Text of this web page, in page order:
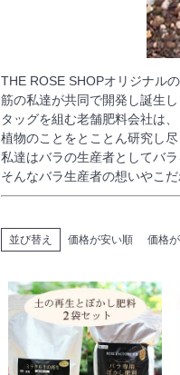
THE ROSE SHOPオリジナル
筋の私達が共同で開発し誕生し
タッグを組む老舗肥料会社は
植物のことをとことん研究し
私達はバラの生産者としてバ
そんなバラ生産者の想いやこ
並び替え 価格が安い順 価格